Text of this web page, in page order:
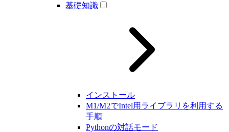
基礎知識
インストール
M1/M2でIntel用ライブラリを利用する
手順
Pythonの対話モード